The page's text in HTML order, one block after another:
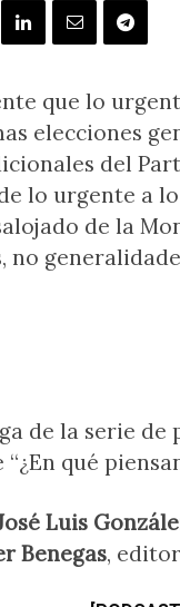
que lo
elecciones
del
lo urgente a
de la
no
de la serie
qué
Luis
Benegas,